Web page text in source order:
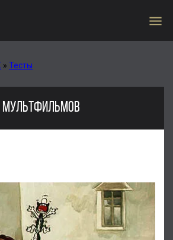
menu
» Тесты
МУЛЬТФИЛЬМОВ